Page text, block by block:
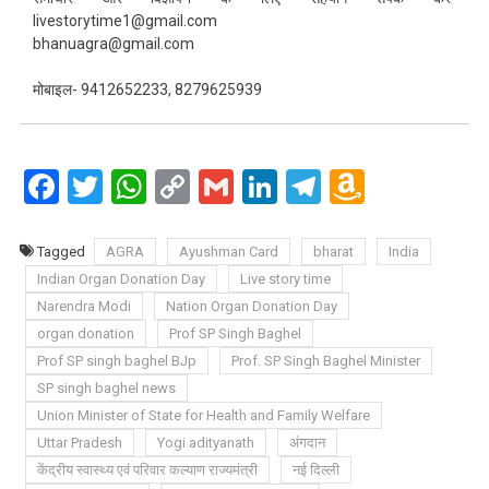
livestorytime1@gmail.com
bhanuagra@gmail.com
मोबाइल- 9412652233, 8279625939
Facebook
Twitter
WhatsApp
CopyGmailLinkedIn
Telegram
Amazon
List
Tagged AGRA Ayushman Card bharat
India
Indian Organ Donation Day
Live story time
Narendra Modi
Nation Organ Donation Day
organ donation
Prof SP Singh Baghel
Prof SP singh baghel BJp
Prof. SP Singh Baghel Minister
SP singh baghel news
Union Minister of State for Health and Family Welfare
Uttar Pradesh
Yogi adityanath
अंगदान
केंद्रीय स्वास्थ्य एवं परिवार कल्याण राज्यमंत्री
नई दिल्ली